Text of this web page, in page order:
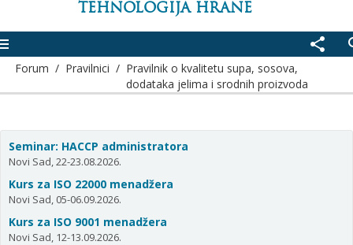
TEHNOLOGIJA HRANE
share
Forum / Pravilnici / Pravilnik o kvalitetu supa, sosova,
dodataka jelima i srodnih proizvoda
Seminar: HACCP administratora
Novi Sad, 22-23.08.2026.
Kurs za ISO 22000 menadžera
Novi Sad, 05-06.09.2026.
Kurs za ISO 9001 menadžera
Novi Sad, 12-13.09.2026.